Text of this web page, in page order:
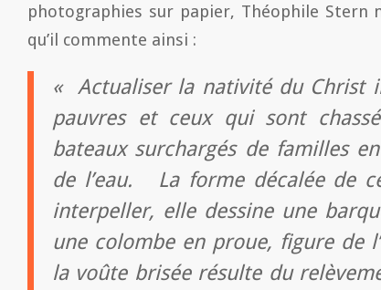
photographies sur papier, Théophile Stern
qu’il commente ainsi :
« Actualiser la nativité du Christ
pauvres et ceux qui sont
bateaux surchargés de familles
de l’eau. La forme décalée de
interpeller, elle dessine une
une colombe en proue, figure de
la voûte brisée résulte du